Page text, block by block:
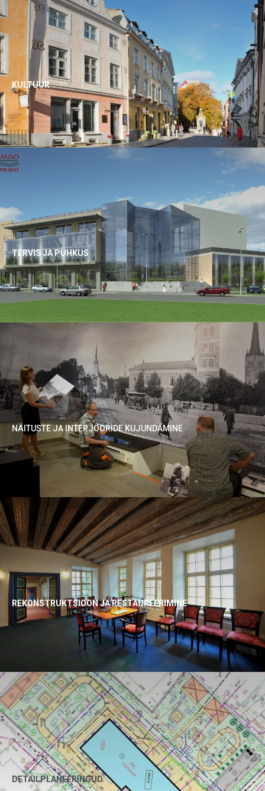
KULTUUR
TERVISJA PUHKUS
NÄITUSTE JA INTERJÖÖRIDE KUJUNDAMINE
REKONSTRUKTSIOON JA RESTAUREERIMINE
DETAILPLANEERINGUD